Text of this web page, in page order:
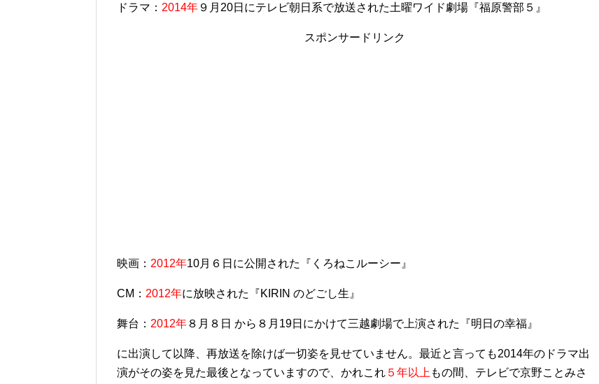
ドラマ： 2014年 ９月20日にテレビ朝日系で放送された土曜ワイド劇場『福原警部５』
スポンサードリンク
映画： 2012年10月６日に公開された『くろねこルーシー』
CM： 2012年に放映された『KIRIN のどごし生』
舞台： 2012年８月８日 から８月19日にかけて三越劇場で上演された『明日の幸福』
に出演して以降、再放送を除けば一切姿を見せていません。最近と言っても2014年のドラマ出
演がその姿を見た最後となっていますので、かれこれ ５年以上 もの間、テレビで京野ことみさ